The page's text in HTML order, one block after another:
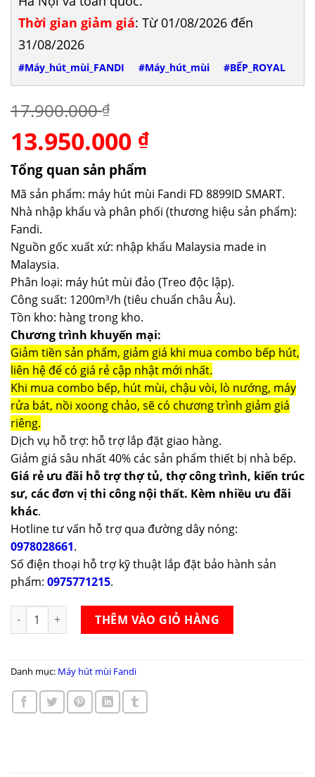
Thời gian giảm giá: Từ 01/08/2026 đến
31/08/2026
#Máy_hút_mùi_FANDI #Máy_hút_mùi #BẾP_ROYAL
17.900.000₫
Giá
gốc
là:
17.900.000 ₫.
13.950.000 ₫Giá
là:
13.950.000 ₫.
Tổng quan sản phẩm
Mã sản phẩm: máy hút mùi Fandi FD 8899ID SMART.
Nhà nhập khẩu và phân phối (thương hiệu sản phẩm):
Fandi.
Nguồn gốc xuất xứ: nhập khẩu Malaysia made in
Malaysia.
Phân loại: máy hút mùi đảo (Treo độc lập).
Công suất: 1200m³/h (tiêu chuẩn châu Âu).
Tồn kho: hàng trong kho.
Chương trình khuyến mại:
Giảm tiền sản phẩm, giảm giá khi mua combo bếp hút,
liên hệ để có giá rẻ cập nhật mới nhất.
Khi mua combo bếp, hút mùi, chậu vòi, lò nướng, máy
rửa bát, nồi xoong chảo, sẽ có chương trình giảm giá
riêng.
Dịch vụ hỗ trợ: hỗ trợ lắp đặt giao hàng.
Giảm giá sâu nhất 40% các sản phẩm thiết bị nhà bếp.
Giá rẻ ưu đãi hỗ trợ thợ tủ, thợ công trình, kiến trúc
sư, các đơn vị thi công nội thất. Kèm nhiều ưu đãi
khác.
Hotline tư vấn hỗ trợ qua đường dây nóng:
0978028661.
Số điện thoại hỗ trợ kỹ thuật lắp đặt bảo hành sản
phẩm: 0975771215.
Máy hút mùi Fandi FD 8899ID SMART số lượng
THÊM VÀO GIỎ HÀNG
Danh mục: Máy hút mùi Fandi